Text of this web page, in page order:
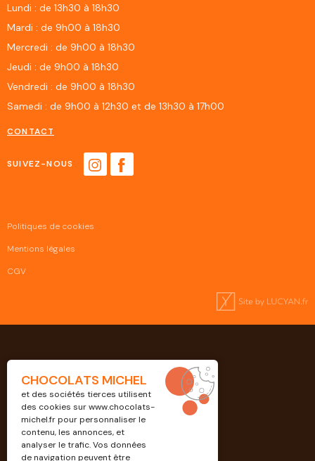
Lundi : de 13h30 à 18h30
Mardi : de 9h00 à 18h30
Mercredi : de 9h00 à 18h30
Jeudi : de 9h00 à 18h30
Vendredi : de 9h00 à 18h30
Samedi : de 9h00 à 12h30 et de 13h30 à 17h00
CONTACT
SUIVEZ-NOUS
Politiques de cookies
Mentions légales
CGV
CHOCOLATS MICHEL
et des sociétés tierces utilisent
des cookies surwww.chocolats-
michel.frpour personnaliser le
contenu, les annonces, et
analyser le trafic. Vos données
de navigation peuvent être